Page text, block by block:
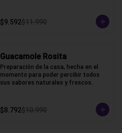
$9.592$11.990
Guacamole Rosita
Preparación de la casa, hecha en el
momento para poder percibir todos
sus sabores naturales y frescos.
$8.792$10.990